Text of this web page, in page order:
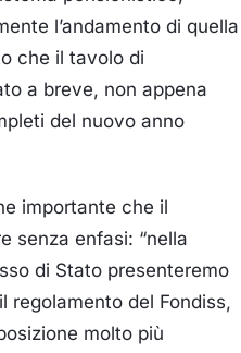
l’andamento di quella
che il tavolo di
a breve, non appena
del nuovo anno
importante che il
senza enfasi: “nella
di Stato presenteremo
regolamento del Fondiss,
molto più